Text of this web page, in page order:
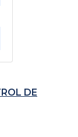
DE